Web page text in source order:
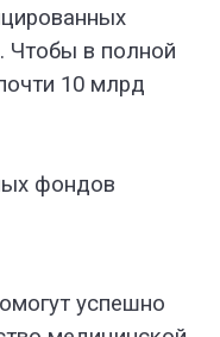
Чтобы в полной
10 млрд
фондов
успешно